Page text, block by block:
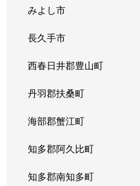
みよし市
長久手市
西春日井郡豊山町
丹羽郡扶桑町
海部郡蟹江町
知多郡阿久比町
知多郡南知多町